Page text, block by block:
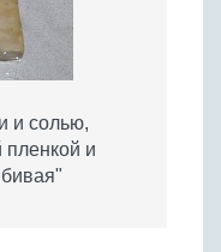
и солью,
и